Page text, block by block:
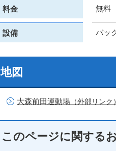
料金 無料
設備 バッ
地図
大森前田運動場 （外部リンク）
このページに関する